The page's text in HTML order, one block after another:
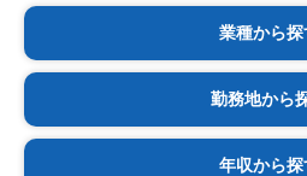
業種から探
勤務地から
年収から探